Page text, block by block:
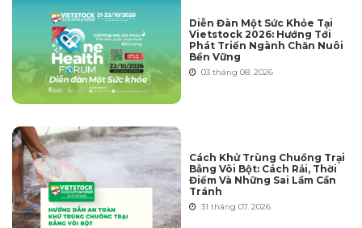
Diễn Đàn Một Sức Khỏe Tại
Vietstock 2026: Hướng Tới
Phát Triển Ngành Chăn Nuôi
Bền Vững
03 tháng 08. 2026
Cách Khử Trùng Chuồng Trại
Bằng Vôi Bột: Cách Rải, Thời
Điểm Và Những Sai Lầm Cần
Tránh
31 tháng 07. 2026